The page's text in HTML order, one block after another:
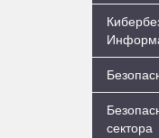
сектора